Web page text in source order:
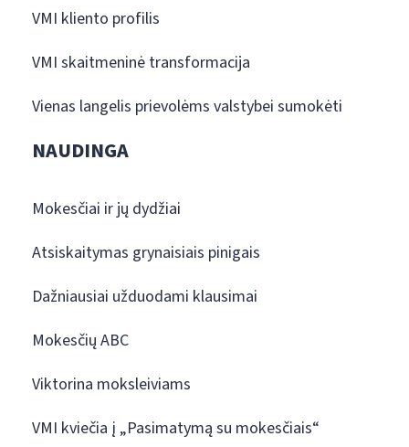
VMI kliento profilis
VMI skaitmeninė transformacija
Vienas langelis prievolėms valstybei sumokėti
NAUDINGA
Mokesčiai ir jų dydžiai
Atsiskaitymas grynaisiais pinigais
Dažniausiai užduodami klausimai
Mokesčių ABC
Viktorina moksleiviams
VMI kviečia į „Pasimatymą su mokesčiais“